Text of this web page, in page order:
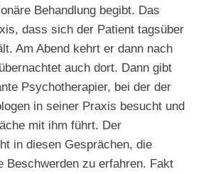
Behandlung begibt. Das
dass sich der Patient tagsüber
Am Abend kehrt er dann nach
auch dort. Dann gibt
Psychotherapier, bei der der
in seiner Praxis besucht und
mit ihm führt. Der
in diesen Gesprächen, die
Beschwerden zu erfahren. Fakt